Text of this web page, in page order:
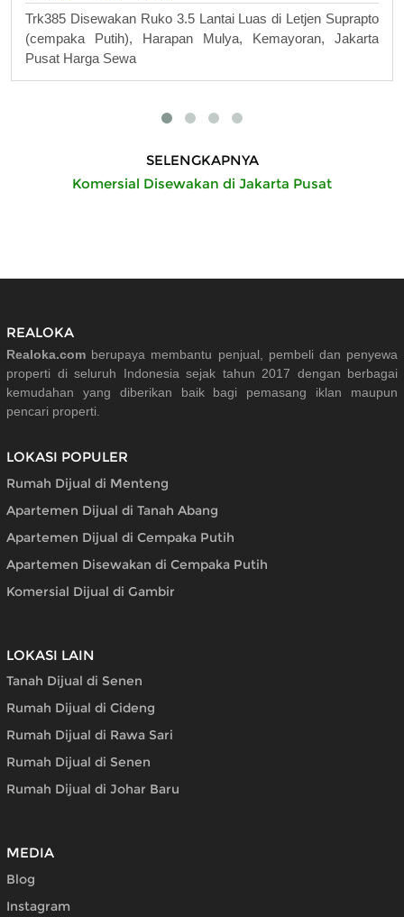
Trk385 Disewakan Ruko 3.5 Lantai Luas di Letjen Suprapto
(cempaka Putih), Harapan Mulya, Kemayoran, Jakarta
Pusat Harga Sewa
SELENGKAPNYA
Komersial Disewakan di Jakarta Pusat
REALOKA
Realoka.com berupaya membantu penjual, pembeli dan penyewa
properti di seluruh Indonesia sejak tahun 2017 dengan berbagai
kemudahan yang diberikan baik bagi pemasang iklan maupun
pencari properti.
LOKASI POPULER
Rumah Dijual di Menteng
Apartemen Dijual di Tanah Abang
Apartemen Dijual di Cempaka Putih
Apartemen Disewakan di Cempaka Putih
Komersial Dijual di Gambir
LOKASI LAIN
Tanah Dijual di Senen
Rumah Dijual di Cideng
Rumah Dijual di Rawa Sari
Rumah Dijual di Senen
Rumah Dijual di Johar Baru
MEDIA
Blog
Instagram